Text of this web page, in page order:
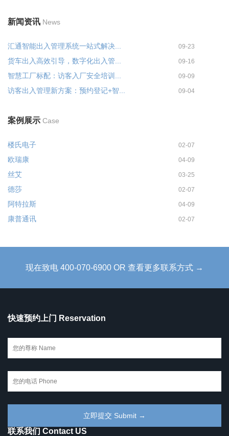
新闻资讯 News
汇通智能出入管理系统一站式解决... 09-23
货车出入高效引导，数字化出入管... 09-16
智慧工厂标配：访客入厂安全培训... 09-09
访客出入管理新方案：预约登记+智... 09-04
案例展示 Case
楼氏电子 02-07
欧瑞康 04-09
丝艾 03-25
德莎 02-07
阿特拉斯 04-09
康普通讯 02-07
现在致电 400-070-6900 OR 查看更多联系方式 →
快速预约上门 Reservation
联系我们 Contact US